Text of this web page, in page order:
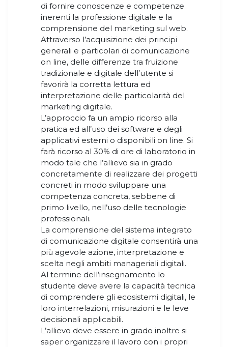
di fornire conoscenze e competenze
inerenti la professione digitale e la
comprensione del marketing sul web.
Attraverso l’acquisizione dei principi
generali e particolari di comunicazione
on line, delle differenze tra fruizione
tradizionale e digitale dell’utente si
favorirà la corretta lettura ed
interpretazione delle particolarità del
marketing digitale.
L’approccio fa un ampio ricorso alla
pratica ed all’uso dei software e degli
applicativi esterni o disponibili on line. Si
farà ricorso al 30% di ore di laboratorio in
modo tale che l’allievo sia in grado
concretamente di realizzare dei progetti
concreti in modo sviluppare una
competenza concreta, sebbene di
primo livello, nell’uso delle tecnologie
professionali.
La comprensione del sistema integrato
di comunicazione digitale consentirà una
più agevole azione, interpretazione e
scelta negli ambiti manageriali digitali.
Al termine dell’insegnamento lo
studente deve avere la capacità tecnica
di comprendere gli ecosistemi digitali, le
loro interrelazioni, misurazioni e le leve
decisionali applicabili.
L’allievo deve essere in grado inoltre si
saper organizzare il lavoro con i propri